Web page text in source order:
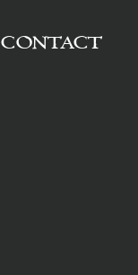
CONTACT